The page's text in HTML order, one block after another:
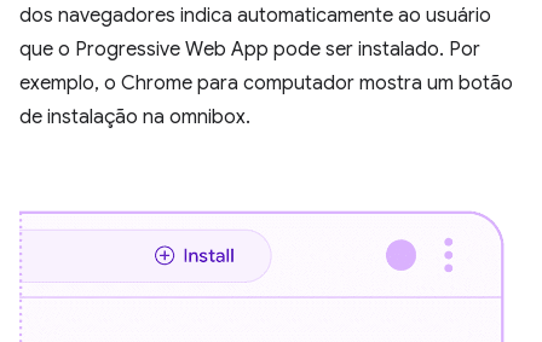
dos navegadores indica automaticamente ao usuário
que o Progressive Web App pode ser instalado. Por
exemplo, o Chrome para computador mostra um botão
de instalação na omnibox.